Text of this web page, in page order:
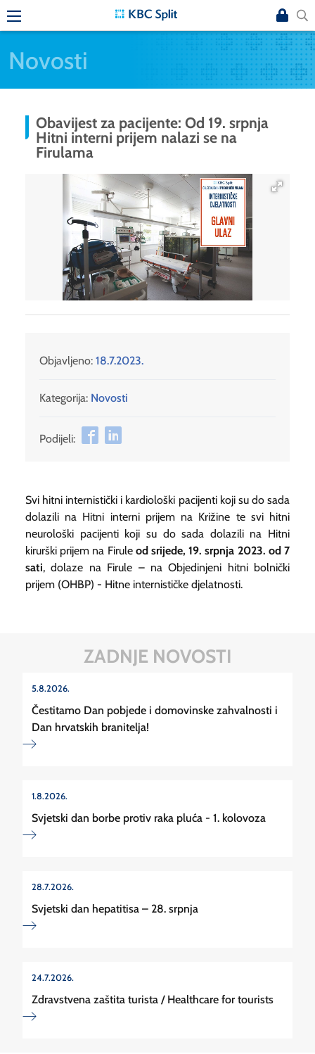
Novosti
Obavijest za pacijente: Od 19. srpnja
Hitni interni prijem nalazi se na
Firulama
Objavljeno: 18.7.2023.
Kategorija: Novosti
Podijeli:
Svi hitni internistički i kardiološki pacijenti koji su do sada
dolazili na Hitni interni prijem na Križine te svi hitni
neurološki pacijenti koji su do sada dolazili na Hitni
kirurški prijem na Firule od srijede, 19. srpnja 2023. od 7
sati, dolaze na Firule – na Objedinjeni hitni bolnički
prijem (OHBP) - Hitne internističke djelatnosti.
ZADNJE NOVOSTI
5.8.2026.
Čestitamo Dan pobjede i domovinske zahvalnosti i
Dan hrvatskih branitelja!
1.8.2026.
Svjetski dan borbe protiv raka pluća - 1. kolovoza
28.7.2026.
Svjetski dan hepatitisa – 28. srpnja
24.7.2026.
Zdravstvena zaštita turista / Healthcare for tourists